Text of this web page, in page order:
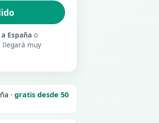
España o
llegará muy
· gratis desde 50